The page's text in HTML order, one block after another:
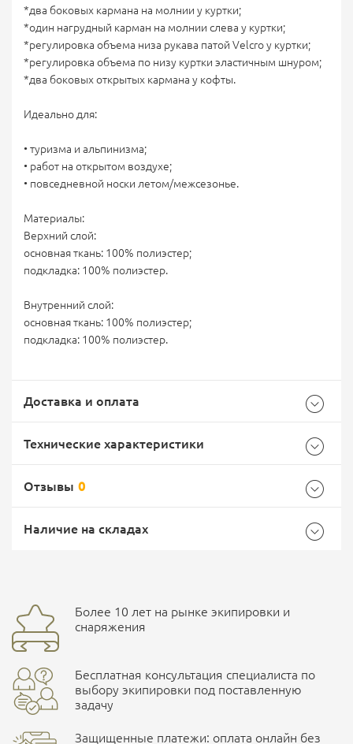
*два боковых кармана на молнии у куртки;
*один нагрудный карман на молнии слева у куртки;
*регулировка объема низа рукава патой Velcro у куртки;
*регулировка объема по низу куртки эластичным шнуром;
*два боковых открытых кармана у кофты.
Идеально для:
• туризма и альпинизма;
• работ на открытом воздухе;
• повседневной носки летом/межсезонье.
Материалы:
Верхний слой:
основная ткань: 100% полиэстер;
подкладка: 100% полиэстер.
Внутренний слой:
основная ткань: 100% полиэстер;
подкладка: 100% полиэстер.
Доставка и оплата
Доставка Почтой России
EMS Почта России
Доставка курьерской службой СДЭК -
Технические характеристики
Размер M
Бренд
Страна производитель
Характеристики комплектаций
Размер
Отзывы 0
Ваш отзыв
Наличие на складах
улица Маяковского, 10
ПОДРОБНЕЕ О СКЛАДЕ
Более 10 лет на рынке экипировки и
снаряжения
Бесплатная консультация специалиста по
выбору экипировки под поставленную
задачу
Защищенные платежи: оплата онлайн без